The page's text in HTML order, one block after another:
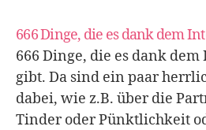
666 Dinge, die es dank dem
666 Dinge, die es dank
gibt. Da sind ein paar
dabei, wie z.B. über die
Tinder oder Pünktlichkeit